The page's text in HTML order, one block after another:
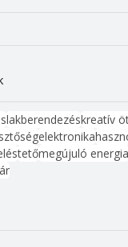
lakberendezéskreatív
elektronika
tetőmegújuló energia